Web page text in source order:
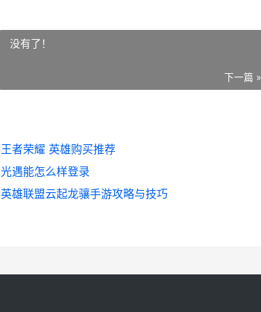
没有了！
下一篇 »
王者荣耀 英雄购买推荐
光遇能怎么样登录
英雄联盟云起龙骧手游攻略与技巧